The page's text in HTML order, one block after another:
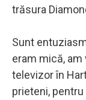
trăsura
Sunt
eram mică, am
televizor în
prieteni,